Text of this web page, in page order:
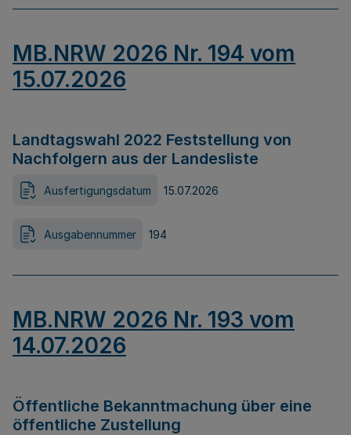
MB.NRW 2026 Nr. 194 vom
15.07.2026
Landtagswahl 2022 Feststellung von
Nachfolgern aus der Landesliste
Ausfertigungsdatum 15.07.2026
Ausgabennummer 194
MB.NRW 2026 Nr. 193 vom
14.07.2026
Öffentliche Bekanntmachung über eine
öffentliche Zustellung